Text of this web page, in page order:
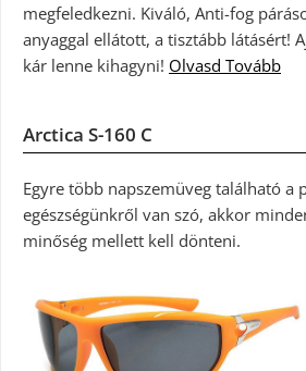
megfeledkezni. Kiváló, Anti-fog
anyaggal ellátott, a tisztább látásért!
kár lenne kihagyni! Olvasd Tovább
Arctica S-160 C
Egyre több napszemüveg található a
egészségünkről van szó, akkor
minőség mellett kell dönteni.